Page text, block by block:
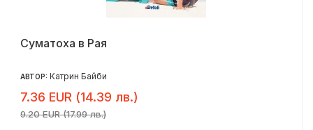
Суматоха в Рая
АВТОР: Катрин Байби
7.36 EUR (14.39 лв.)
9.20 EUR (17.99 лв.)